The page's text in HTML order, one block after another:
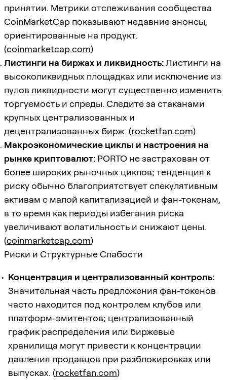
принятии. Метрики отслеживания сообщества
CoinMarketCap показывают недавние анонсы,
ориентированные на продукт.
(coinmarketcap.com)
Листинги на биржах и ликвидность:Листинги на
высоколиквидных площадках или исключение из
пулов ликвидности могут существенно изменить
торгуемость и спреды. Следите за стаканами
крупных централизованных и
децентрализованных бирж. (rocketfan.com)
Макроэкономические циклы и настроения на
рынке криптовалют: PORTO не застрахован от
более широких рыночных циклов; тенденция к
риску обычно благоприятствует спекулятивным
активам с малой капитализацией и фан-токенам,
в то время как периоды избегания риска
увеличивают волатильность и снижают цены.
(coinmarketcap.com)
Риски и Структурные Слабости
Концентрация и централизованный контроль:
Значительная часть предложения фан-токенов
часто находится под контролем клубов или
платформ-эмитентов; централизованный
график распределения или биржевые
хранилища могут привести к концентрации
давления продавцов при разблокировках или
выпусках. (rocketfan.com)